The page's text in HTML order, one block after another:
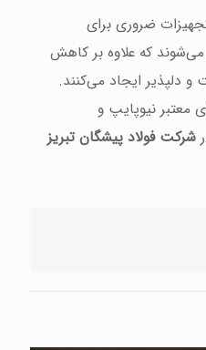
ضروری برای
که علاوه بر کاهش
دلپذیر ایجاد می‌کنند.
معتبر نیوپایپ و
شرکت فولاد پیشگان تبریز